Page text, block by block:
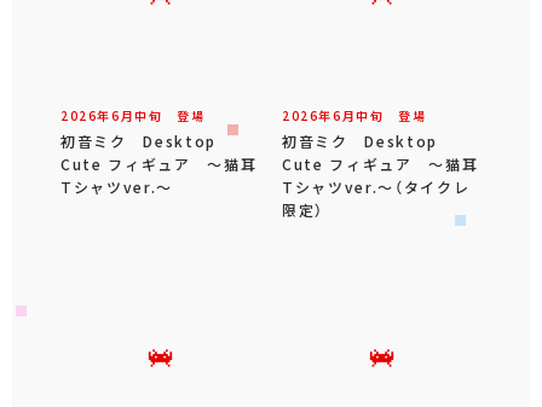
2026年6 月中旬 登場
初音ミク Desktop
Cute フィギュア ～猫耳
Tシャツver.～
2026年6 月中旬 登場
初音ミク Desktop
Cute フィギュア ～猫耳
Tシャツver.～（タイクレ
限定）